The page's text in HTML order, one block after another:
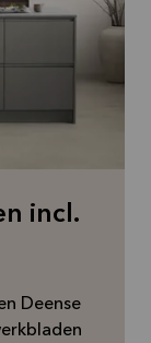
incl.
Deense